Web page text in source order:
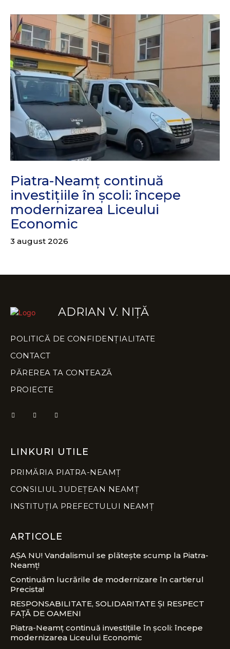
Piatra-Neamț continuă
investițiile în școli: începe
modernizarea Liceului
Economic
3 august 2026
ADRIAN V. NIȚĂ
POLITICĂ DE CONFIDENȚIALITATE
CONTACT
PĂREREA TA CONTEAZĂ
PROIECTE
LINKURI UTILE
PRIMĂRIA PIATRA-NEAMȚ
CONSILIUL JUDEȚEAN NEAMȚ
INSTITUȚIA PREFECTULUI NEAMȚ
ARTICOLE
AȘA NU! Vandalismul se plătește scump la Piatra-
Neamț!
Continuăm lucrările de modernizare în cartierul
Precista!
RESPONSABILITATE, SOLIDARITATE ȘI RESPECT
FAȚĂ DE OAMENI
Piatra-Neamț continuă investițiile în școli: începe
modernizarea Liceului Economic